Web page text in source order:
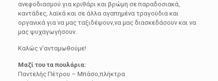
ανεφοδιασμού για κριθάρι και βρώμη σε παραδοσιακά,
καντάδες, λαϊκά και σε άλλα αγαπημένα τραγούδια και
οργανικά για να μας ταξιδέψουν,να μας διασκεδάσουν και να
μας ψυχαγωγήσουν.
Καλώς ν’ανταμωθούμε!
Μαζί του τα πουλάρια:
Παντελής Πέτρου – Μπάσο,πλήκτρα